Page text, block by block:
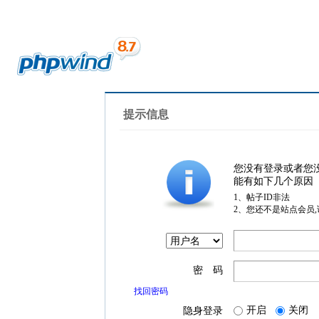
提示信息
您没有登录或者您
能有如下几个原因
1、帖子ID非法
2、您还不是站点会员
密 码
找回密码
隐身登录 开启 关闭